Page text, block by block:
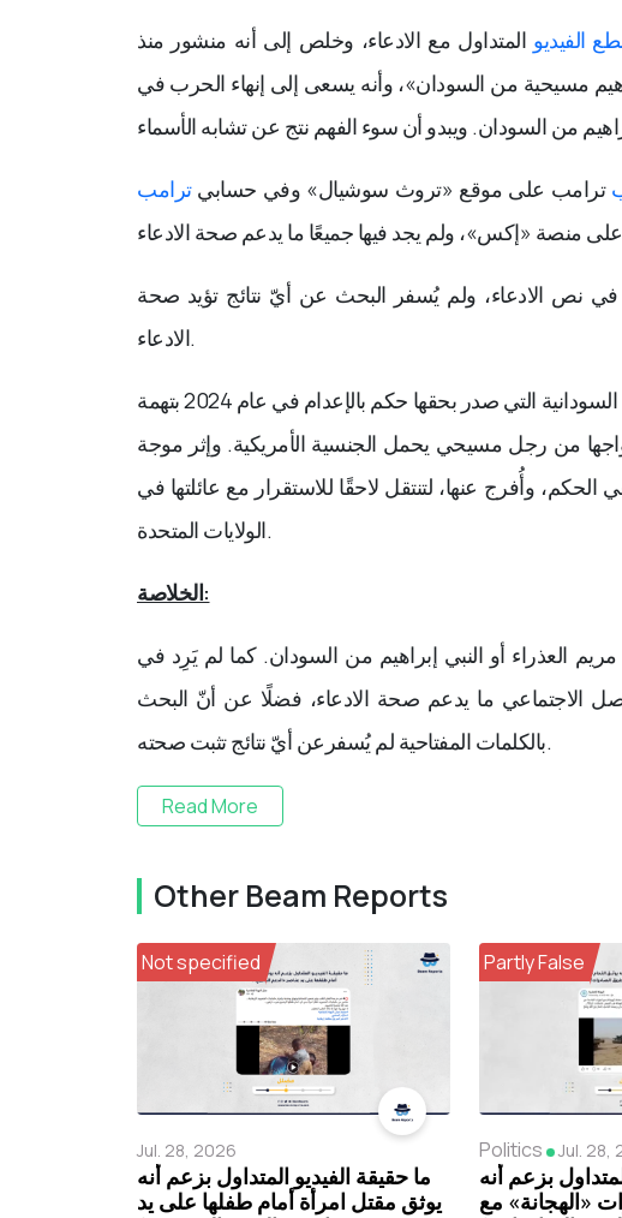
الفيديو المتداول مع الادعاء، وخلص إلى أنه منشور منذ
مسيحية من السودان»، وأنه يسعى إلى إنهاء الحرب في
ترامب على موقع «تروث سوشيال» وفي حسابيترامب
في نص الادعاء، ولم يُسفر البحث عن أيّ نتائج تؤيد صحة
الادعاء.
المرأة السودانية التي صدر بحقها حكم بالإعدام في عام 2024 بتهمة
زواجها من رجل مسيحي يحمل الجنسية الأمريكية. وإثر موجة
وأُفرج عنها، لتنتقل لاحقًا للاستقرار مع عائلتها في
الولايات المتحدة.
الخلاصة:
العذراء أو النبي إبراهيم من السودان. كما لم يَرِد في
الاجتماعي ما يدعم صحة الادعاء، فضلًا عن أنّ البحث
بالكلمات المفتاحية لم يُسفرعن أيّ نتائج تثبت صحته.
Read More
Other Beam Reports
Not specified
Jul. 28, 2026
ما حقيقة الفيديو المتداول بزعم أنه
يوثق مقتل امرأة أمام طفلها على يد
Partly False
Politics Jul. 28,
بزعم أنه
«الهجانة» مع